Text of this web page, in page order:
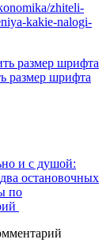
zhiteli-
kakie-nalogi-
и с душой:
остановочных
по